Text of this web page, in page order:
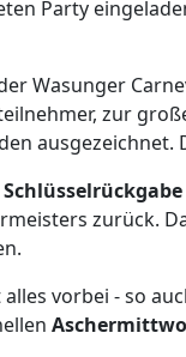
Party
Wasunger
zur
ausgezeichnet.
Schlüsselrückgabe
zurück.
alles vorbei - so